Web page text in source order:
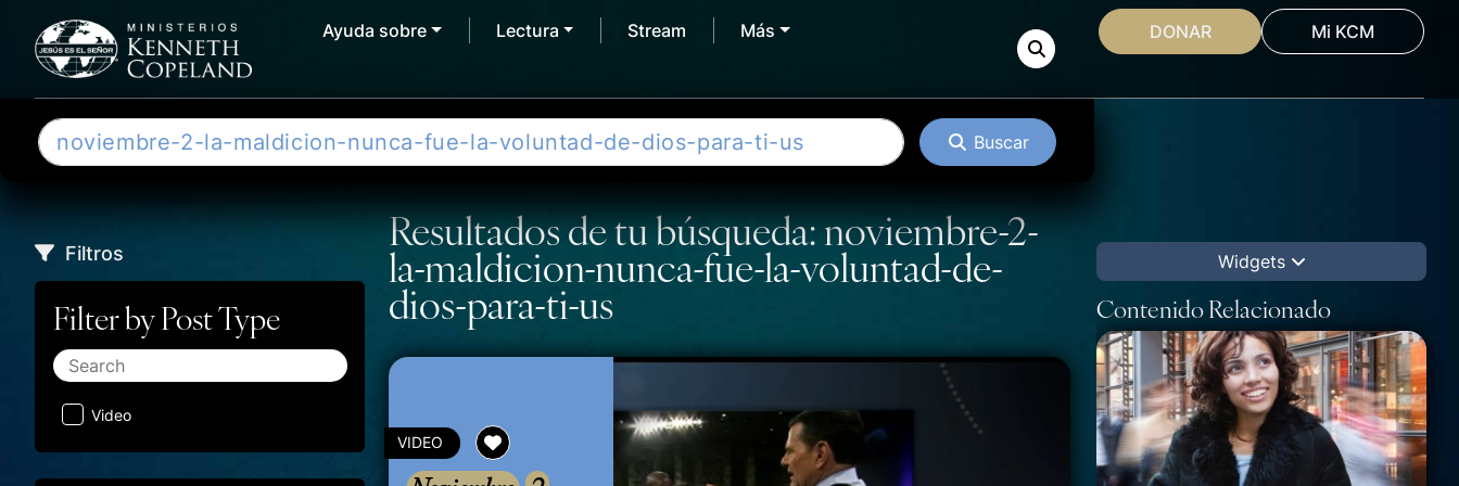
Skip to content
Ayuda sobre Lectura Stream Más DONAR Mi KCM
B
u
r
Buscar
Filtros
Filter by Post Type
Video
Resultados de tu búsqueda: noviembre-2-
la-maldicion-nunca-fue-la-voluntad-de-
dios-para-ti-us
VIDEO
Widgets
Contenido Relacionado